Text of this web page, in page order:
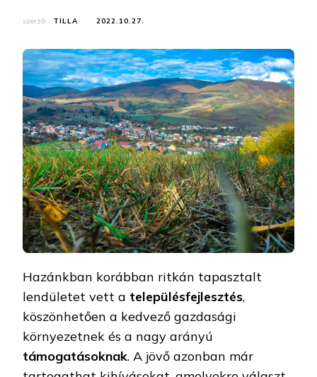
szerző: TILLA 2022.10.27.
Hazánkban korábban ritkán tapasztalt
lendületet vett a településfejlesztés,
köszönhetően a kedvező gazdasági
környezetnek és a nagy arányú
támogatásoknak. A jövő azonban már